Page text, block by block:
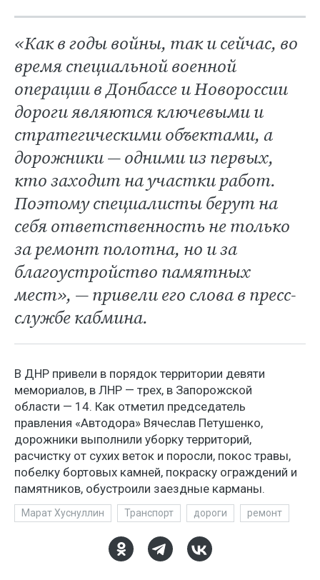
«Как в годы войны, так и сейчас, во
время специальной военной
операции в Донбассе и Новороссии
дороги являются ключевыми и
стратегическими объектами, а
дорожники — одними из первых,
кто заходит на участки работ.
Поэтому специалисты берут на
себя ответственность не только
за ремонт полотна, но и за
благоустройство памятных
мест», — привели его слова в пресс-
службе кабмина.
В ДНР привели в порядок территории девяти
мемориалов, в ЛНР — трех, в Запорожской
области — 14. Как отметил председатель
правления «Автодора» Вячеслав Петушенко,
дорожники выполнили уборку территорий,
расчистку от сухих веток и поросли, покос травы,
побелку бортовых камней, покраску ограждений и
памятников, обустроили заездные карманы.
Марат Хуснуллин Транспорт дороги ремонт